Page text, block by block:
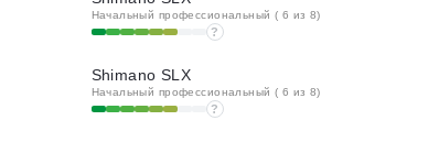
Начальный профессиональный ( 6 из 8)
?
Shimano SLX
Начальный профессиональный ( 6 из 8)
?